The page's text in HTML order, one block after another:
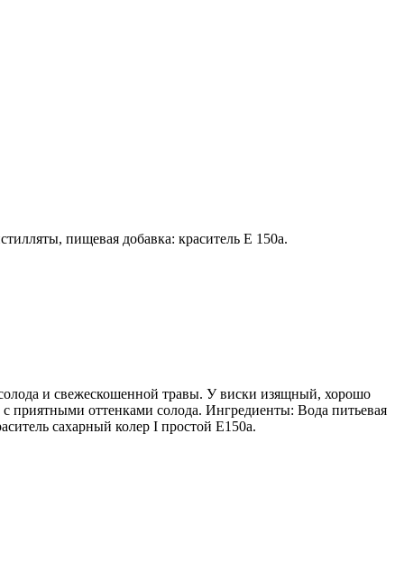
пищевая добавка: краситель Е 150а.
и свежескошенной травы. У виски изящный, хорошо
приятными оттенками солода. Ингредиенты: Вода питьевая
сахарный колер I простой Е150а.